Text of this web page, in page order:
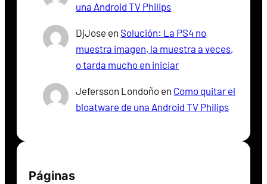
una Android TV Philips
DjJose en Solución: La PS4 no
muestra imagen, la muestra a veces,
o tarda mucho en iniciar
Jefersson Londoño en Como quitar el
bloatware de una Android TV Philips
Páginas